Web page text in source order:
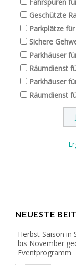
Geschützte
Parkplätze
Sichere
Parkhäuser
Räumdienst
Parkhäuser
Räumdienst
NEUESTE
Herbst-Saison in
bis November
Eventprogramm